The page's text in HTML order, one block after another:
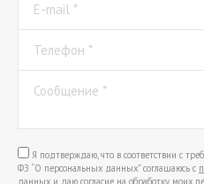
E-mail *
Телефон *
Сообщение *
Я подтверждаю, что в соответствии с
ФЗ “О персональных данных” соглашаюсь с